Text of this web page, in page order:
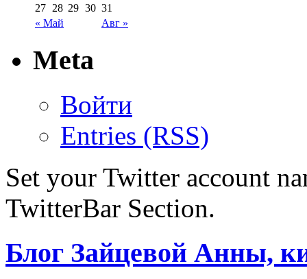
« Май Авг »
27 28 29 30 31
Meta
Войти
Entries (RSS)
Set your Twitter account
TwitterBar Section.
Блог Зайцевой Анны,